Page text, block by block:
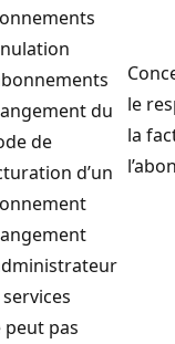
du
de
d’un
peut pas
le
la